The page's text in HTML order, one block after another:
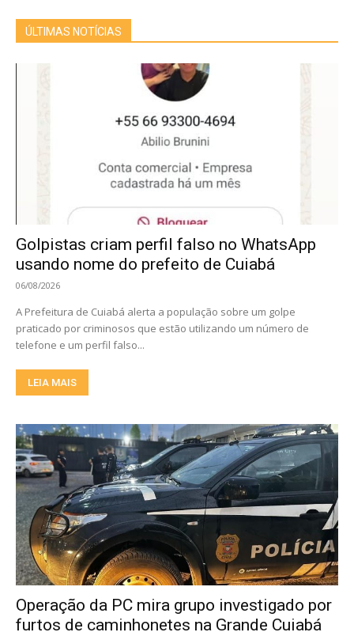
ÚLTIMAS NOTÍCIAS
Golpistas criam perfil falso no WhatsApp
usando nome do prefeito de Cuiabá
06/08/2026
A Prefeitura de Cuiabá alerta a população sobre um golpe
praticado por criminosos que estão utilizando um número de
telefone e um perfil falso...
LEIA MAIS
Operação da PC mira grupo investigado por
furtos de caminhonetes na Grande Cuiabá